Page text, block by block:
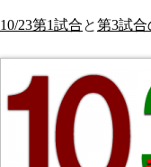
10/23第1試合と第3試合